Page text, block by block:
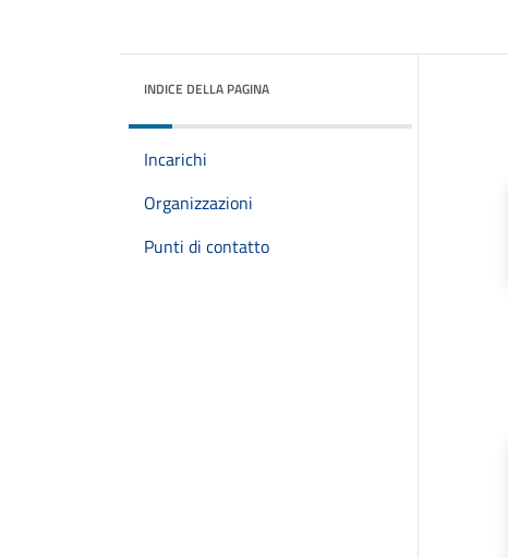
INDICE DELLA PAGINA
Incarichi
Organizzazioni
Punti di contatto